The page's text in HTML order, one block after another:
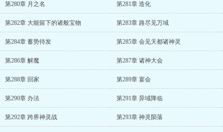
第280章 月之名 第281章 造化
第282章 大能留下的诸般宝物 第283章 路尽见万域
第284章 蓄势待发 第285章 会见天都诸神灵
第286章 解魔 第287章 诸神大会
第288章 回家 第289章 宴会
第290章 办法 第291章 异域降临
第292章 跨界神灵战 第293章 神灵陨落